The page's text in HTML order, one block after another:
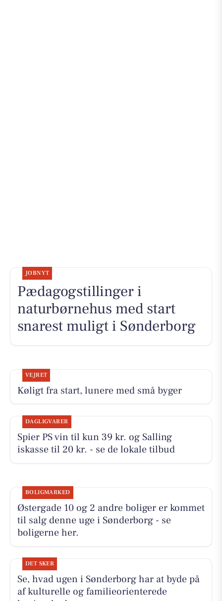
JOBNYT
Pædagogstillinger i
naturbørnehus med start
snarest muligt i Sønderborg
VEJRET
Køligt fra start, lunere med små byger
DAGLIGVARER
Spier PS vin til kun 39 kr. og Salling
iskasse til 20 kr. - se de lokale tilbud
BOLIGMARKED
Østergade 10 og 2 andre boliger er kommet
til salg denne uge i Sønderborg - se
boligerne her.
DET SKER
Se, hvad ugen i Sønderborg har at byde på
af kulturelle og familieorienterede